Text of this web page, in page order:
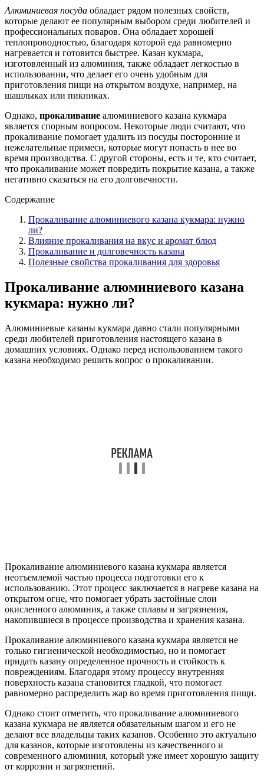
Алюминиевая посуда обладает рядом полезных свойств,
которые делают ее популярным выбором среди любителей и
профессиональных поваров. Она обладает хорошей
теплопроводностью, благодаря которой еда равномерно
нагревается и готовится быстрее. Казан кукмара,
изготовленный из алюминия, также обладает легкостью в
использовании, что делает его очень удобным для
приготовления пищи на открытом воздухе, например, на
шашлыках или пикниках.
Однако, прокаливание алюминиевого казана кукмара
является спорным вопросом. Некоторые люди считают, что
прокаливание помогает удалить из посуды посторонние и
нежелательные примеси, которые могут попасть в нее во
время производства. С другой стороны, есть и те, кто считает,
что прокаливание может повредить покрытие казана, а также
негативно сказаться на его долговечности.
Содержание
Прокаливание алюминиевого казана кукмара: нужно
ли?
Влияние прокаливания на вкус и аромат блюд
Прокаливание и долговечность казана
Полезные свойства прокаливания для здоровья
Прокаливание алюминиевого казана
кукмара: нужно ли?
Алюминиевые казаны кукмара давно стали популярными
среди любителей приготовления настоящего казана в
домашних условиях. Однако перед использованием такого
казана необходимо решить вопрос о прокаливании.
Прокаливание алюминиевого казана кукмара является
неотъемлемой частью процесса подготовки его к
использованию. Этот процесс заключается в нагреве казана на
открытом огне, что помогает убрать застойные слои
окисленного алюминия, а также сплавы и загрязнения,
накопившиеся в процессе производства и хранения казана.
Прокаливание алюминиевого казана кукмара является не
только гигиенической необходимостью, но и помогает
придать казану определенное прочность и стойкость к
повреждениям. Благодаря этому процессу внутренняя
поверхность казана становится гладкой, что помогает
равномерно распределить жар во время приготовления пищи.
Однако стоит отметить, что прокаливание алюминиевого
казана кукмара не является обязательным шагом и его не
делают все владельцы таких казанов. Особенно это актуально
для казанов, которые изготовлены из качественного и
современного алюминия, который уже имеет хорошую защиту
от коррозии и загрязнений.